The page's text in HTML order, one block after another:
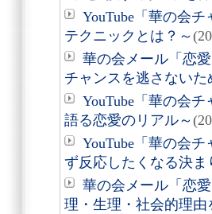
YouTube「華の会
テクニックとは？～
華の会メール「恋
チャンスを逃さないた
YouTube「華の会
語る恋愛のリアル～
YouTube「華の会
ず反応したくなる決ま
華の会メール「恋
理・生理・社会的理由